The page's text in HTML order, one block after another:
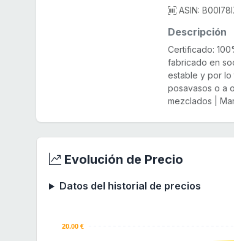
ASIN:
Descripción
Certificado:
fabricado en
estable y por lo
posavasos o a
mezclados |
Evolución de Precio
Datos del historial de precios
20.00 €